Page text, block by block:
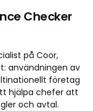
Checker
på Coor,
användningen av
företag
hjälpa chefer att
och avtal.